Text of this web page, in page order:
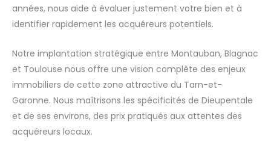
années, nous aide à évaluer justement votre bien et à
identifier rapidement les acquéreurs potentiels.
Notre implantation stratégique entre Montauban, Blagnac
et Toulouse nous offre une vision complète des enjeux
immobiliers de cette zone attractive du Tarn-et-
Garonne. Nous maîtrisons les spécificités de Dieupentale
et de ses environs, des prix pratiqués aux attentes des
acquéreurs locaux.